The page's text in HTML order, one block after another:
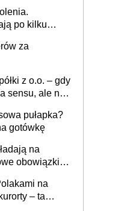
po kilku
za
z o.o. – gdy
sensu, ale nie
pułapka?
gotówkę
na
obowiązki w
na
– ta